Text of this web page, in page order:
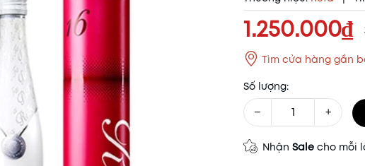
1.250.000₫
Tìm cửa hàng gần
Số lượng:
− +
Nhận Sale cho mỗi